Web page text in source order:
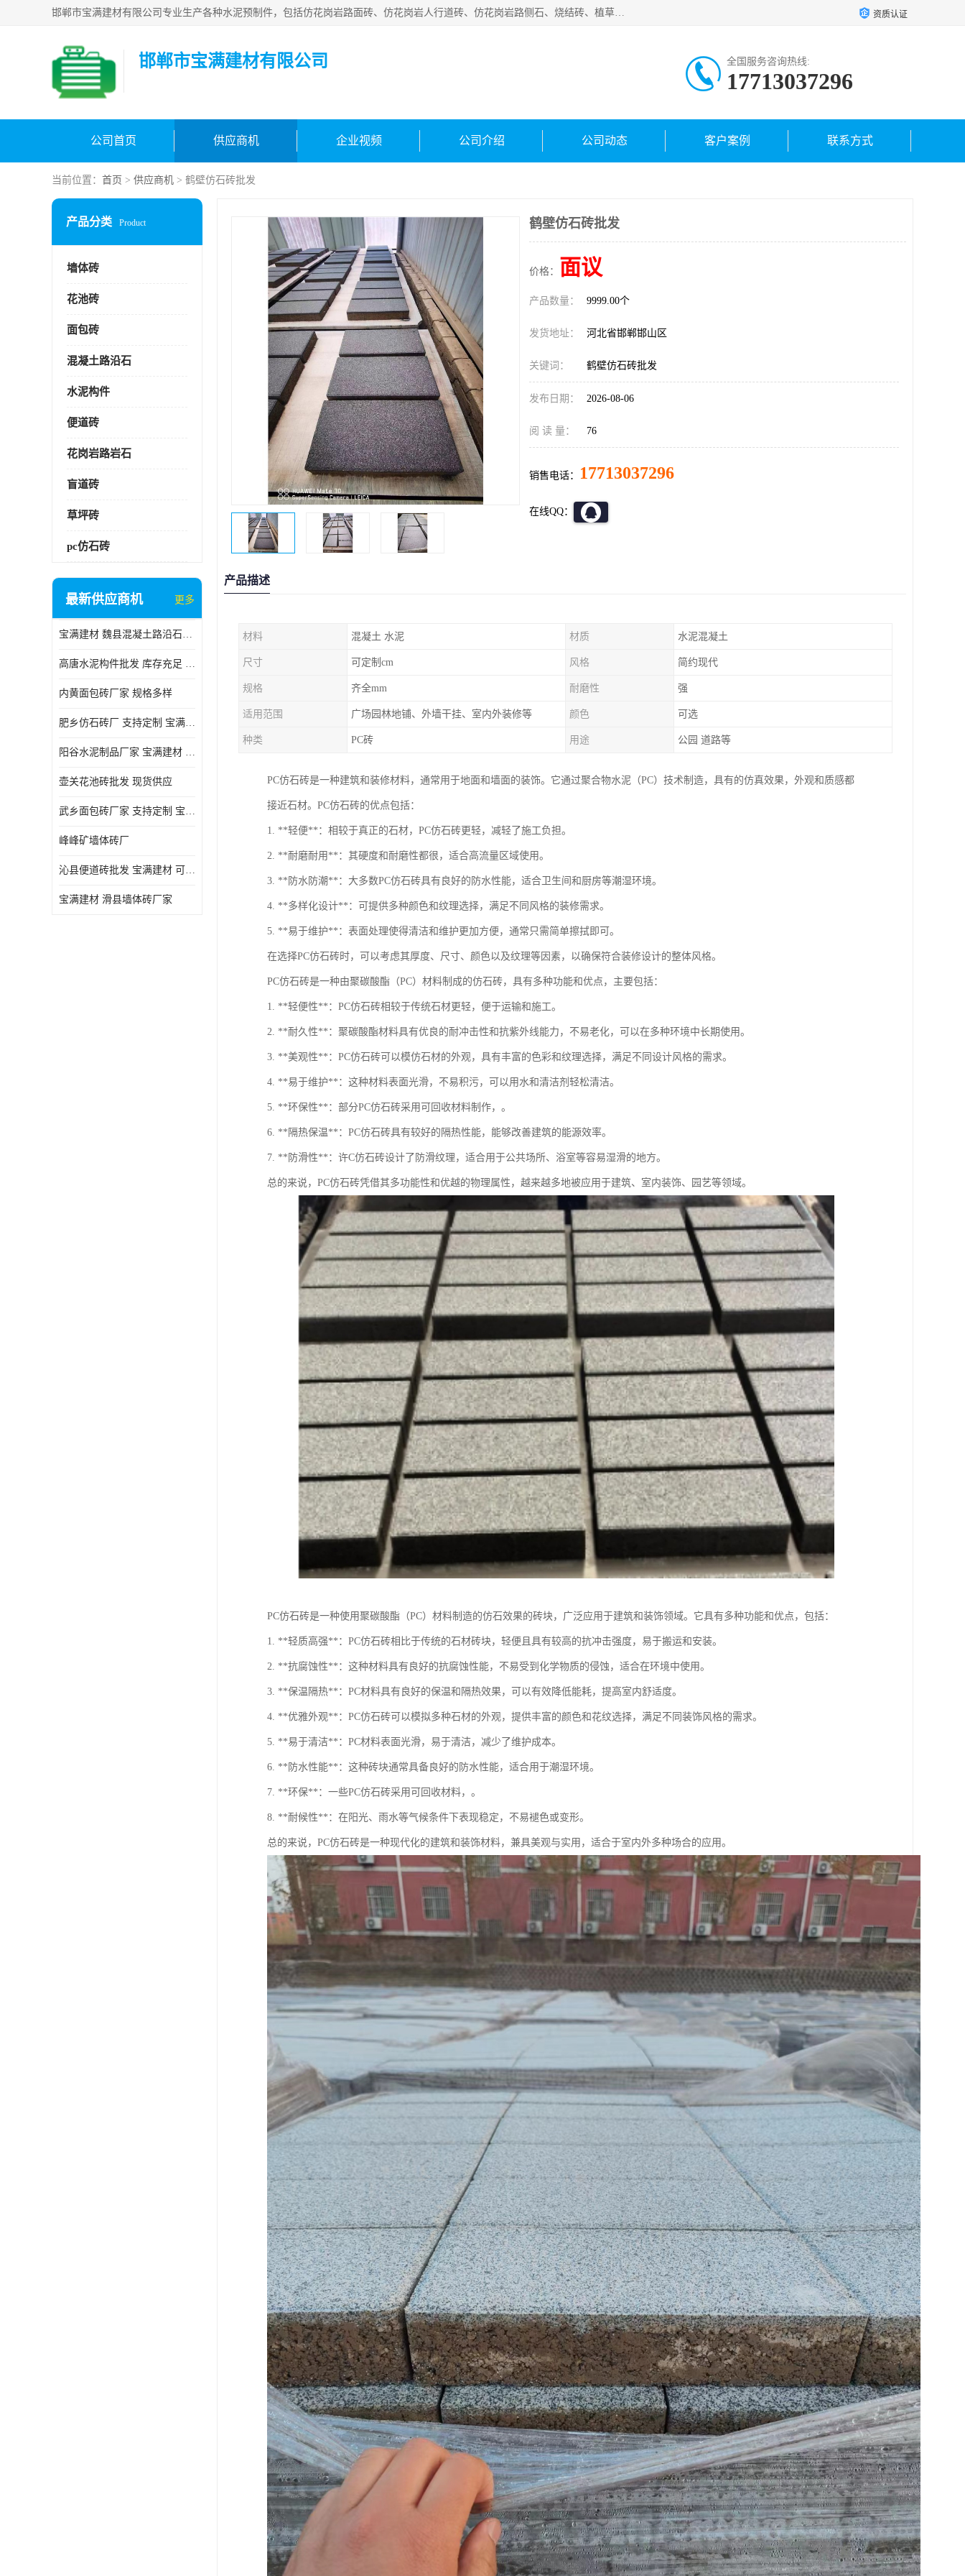
邯郸市宝满建材有限公司专业生产各种水泥预制件，包括仿花岗岩路面砖、仿花岗岩人行道砖、仿花岗岩路侧石、烧结砖、植草砖、码头砖连锁块、仿花岗岩路侧石、沙井盖、水泥盖板等各种水泥制品 资质认证
邯郸市宝满建材有限公司 全国服务咨询热线:
17713037296
公司首页 供应商机 企业视频 公司介绍 公司动态 客户案例 联系方式
当前位置： 首页 > 供应商机 > 鹤壁仿石砖批发
产品分类 Product
墙体砖
花池砖
面包砖
混凝土路沿石
水泥构件
便道砖
花岗岩路岩石
盲道砖
草坪砖
pc仿石砖
最新供应商机 更多
宝满建材 魏县混凝土路沿石批发
高唐水泥构件批发 库存充足 宝满建材
内黄面包砖厂家 规格多样
肥乡仿石砖厂 支持定制 宝满建材
‌阳谷水泥制品厂家 宝满建材 支持定制
壶关花池砖批发 现货供应
武乡面包砖厂家 支持定制 宝满建材
峰峰矿墙体砖厂
沁县便道砖批发 宝满建材 可定制
宝满建材 滑县墙体砖厂家
鹤壁仿石砖批发
价格： 面议
产品数量： 9999.00个
发货地址： 河北省邯郸邯山区
关键词： 鹤壁仿石砖批发
发布日期： 2026-08-06
阅 读 量： 76
销售电话： 17713037296
在线QQ：
产品描述
材料 混凝土 水泥 材质 水泥混凝土
尺寸 可定制cm 风格 简约现代
规格 齐全mm 耐磨性 强
适用范围 广场园林地铺、外墙干挂、室内外装修等 颜色 可选
种类 PC砖 用途 公园 道路等
PC仿石砖是一种建筑和装修材料，通常用于地面和墙面的装饰。它通过聚合物水泥（PC）技术制造，具有的仿真效果，外观和质感都
接近石材。PC仿石砖的优点包括：
1. **轻便**：相较于真正的石材，PC仿石砖更轻，减轻了施工负担。
2. **耐磨耐用**：其硬度和耐磨性都很，适合高流量区域使用。
3. **防水防潮**：大多数PC仿石砖具有良好的防水性能，适合卫生间和厨房等潮湿环境。
4. **多样化设计**：可提供多种颜色和纹理选择，满足不同风格的装修需求。
5. **易于维护**：表面处理使得清洁和维护更加方便，通常只需简单擦拭即可。
在选择PC仿石砖时，可以考虑其厚度、尺寸、颜色以及纹理等因素，以确保符合装修设计的整体风格。
PC仿石砖是一种由聚碳酸酯（PC）材料制成的仿石砖，具有多种功能和优点，主要包括：
1. **轻便性**：PC仿石砖相较于传统石材更轻，便于运输和施工。
2. **耐久性**：聚碳酸酯材料具有优良的耐冲击性和抗紫外线能力，不易老化，可以在多种环境中长期使用。
3. **美观性**：PC仿石砖可以模仿石材的外观，具有丰富的色彩和纹理选择，满足不同设计风格的需求。
4. **易于维护**：这种材料表面光滑，不易积污，可以用水和清洁剂轻松清洁。
5. **环保性**：部分PC仿石砖采用可回收材料制作，。
6. **隔热保温**：PC仿石砖具有较好的隔热性能，能够改善建筑的能源效率。
7. **防滑性**：许C仿石砖设计了防滑纹理，适合用于公共场所、浴室等容易湿滑的地方。
总的来说，PC仿石砖凭借其多功能性和优越的物理属性，越来越多地被应用于建筑、室内装饰、园艺等领域。
PC仿石砖是一种使用聚碳酸酯（PC）材料制造的仿石效果的砖块，广泛应用于建筑和装饰领域。它具有多种功能和优点，包括：
1. **轻质高强**：PC仿石砖相比于传统的石材砖块，轻便且具有较高的抗冲击强度，易于搬运和安装。
2. **抗腐蚀性**：这种材料具有良好的抗腐蚀性能，不易受到化学物质的侵蚀，适合在环境中使用。
3. **保温隔热**：PC材料具有良好的保温和隔热效果，可以有效降低能耗，提高室内舒适度。
4. **优雅外观**：PC仿石砖可以模拟多种石材的外观，提供丰富的颜色和花纹选择，满足不同装饰风格的需求。
5. **易于清洁**：PC材料表面光滑，易于清洁，减少了维护成本。
6. **防水性能**：这种砖块通常具备良好的防水性能，适合用于潮湿环境。
7. **环保**：一些PC仿石砖采用可回收材料，。
8. **耐候性**：在阳光、雨水等气候条件下表现稳定，不易褪色或变形。
总的来说，PC仿石砖是一种现代化的建筑和装饰材料，兼具美观与实用，适合于室内外多种场合的应用。